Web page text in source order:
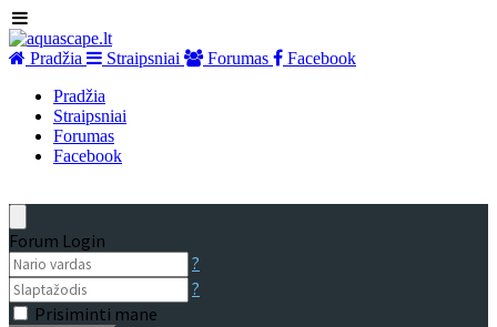
Pradžia Straipsniai Forumas
Facebook
Pradžia
Straipsniai
Forumas
Facebook
Forum Login
?
?
Prisiminti mane